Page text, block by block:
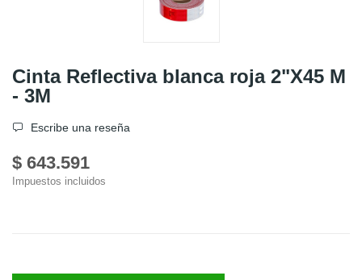
Cinta Reflectiva blanca roja 2"X45 M
- 3M
Escribe una reseña
$ 643.591
Impuestos incluidos